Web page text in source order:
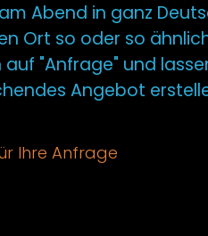
Abend in ganz
Ort so oder so
auf "Anfrage" und
Angebot
Ihre Anfrage